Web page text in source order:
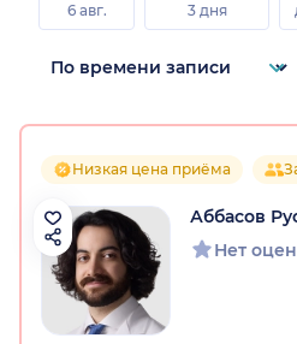
6 авг.
3 дня
Низкая цена приёма
Аббасов
Нет